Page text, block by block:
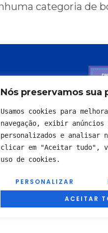
Nós preservamos sua
Usamos cookies para
navegação, exibir anúncios
personalizados e analisar
clicar em "Aceitar tudo",
uso de cookies.
PERSONALIZAR
ACEITAR
categoria de